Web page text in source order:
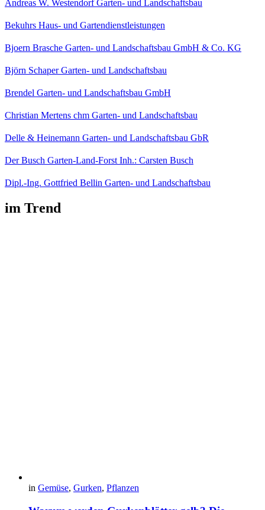
Andreas W. Westendorf Garten- und Landschaftsbau
Bekuhrs Haus- und Gartendienstleistungen
Bjoern Brasche Garten- und Landschaftsbau GmbH & Co. KG
Björn Schaper Garten- und Landschaftsbau
Brendel Garten- und Landschaftsbau GmbH
Christian Mertens chm Garten- und Landschaftsbau
Delle & Heinemann Garten- und Landschaftsbau GbR
Der Busch Garten-Land-Forst Inh.: Carsten Busch
Dipl.-Ing. Gottfried Bellin Garten- und Landschaftsbau
im Trend
in Gemüse, Gurken, Pflanzen